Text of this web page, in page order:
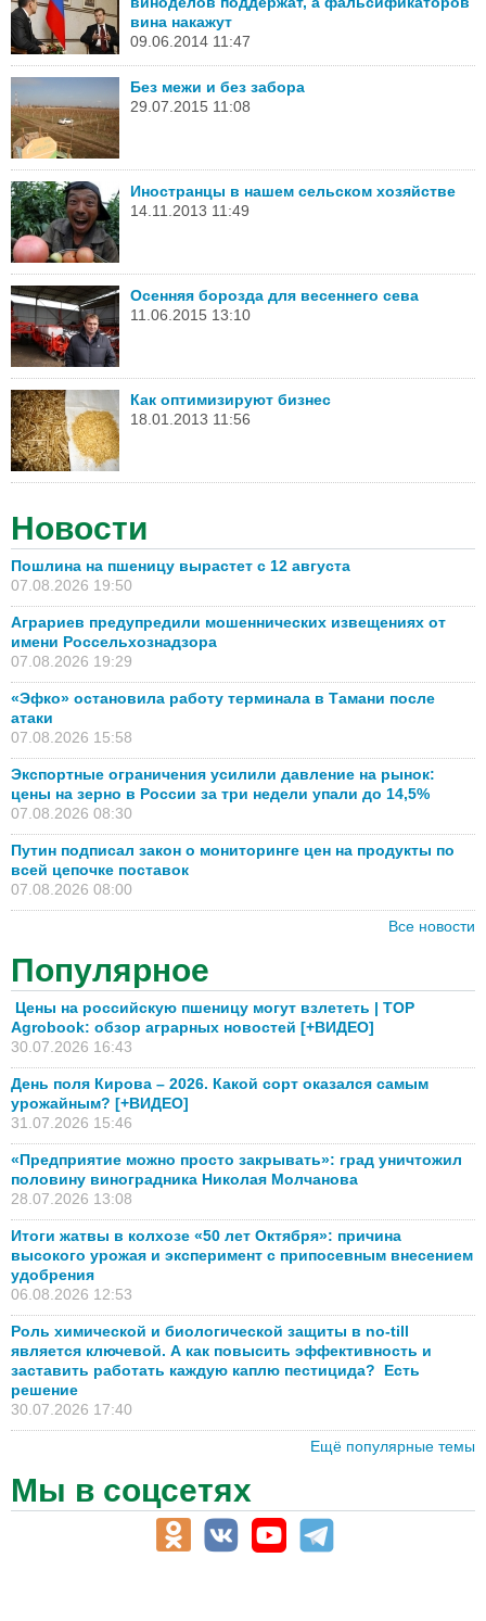
вина накажут
09.06.2014 11:47
Без межи и без забора
29.07.2015 11:08
Иностранцы в нашем сельском хозяйстве
14.11.2013 11:49
Осенняя борозда для весеннего сева
11.06.2015 13:10
Как оптимизируют бизнес
18.01.2013 11:56
Новости
Пошлина на пшеницу вырастет с 12 августа
07.08.2026 19:50
Аграриев предупредили мошеннических извещениях от
имени Россельхознадзора
07.08.2026 19:29
«Эфко» остановила работу терминала в Тамани после
атаки
07.08.2026 15:58
Экспортные ограничения усилили давление на рынок:
цены на зерно в России за три недели упали до 14,5%
07.08.2026 08:30
Путин подписал закон о мониторинге цен на продукты по
всей цепочке поставок
07.08.2026 08:00
Все новости
Популярное
Цены на российскую пшеницу могут взлететь | TOP
Agrobook: обзор аграрных новостей [+ВИДЕО]
30.07.2026 16:43
День поля Кирова – 2026. Какой сорт оказался самым
урожайным? [+ВИДЕО]
31.07.2026 15:46
«Предприятие можно просто закрывать»: град уничтожил
половину виноградника Николая Молчанова
28.07.2026 13:08
Итоги жатвы в колхозе «50 лет Октября»: причина
высокого урожая и эксперимент с припосевным внесением
удобрения
06.08.2026 12:53
Роль химической и биологической защиты в no-till
является ключевой. А как повысить эффективность и
заставить работать каждую каплю пестицида? Есть
решение
30.07.2026 17:40
Ещё популярные темы
Мы в соцсетях